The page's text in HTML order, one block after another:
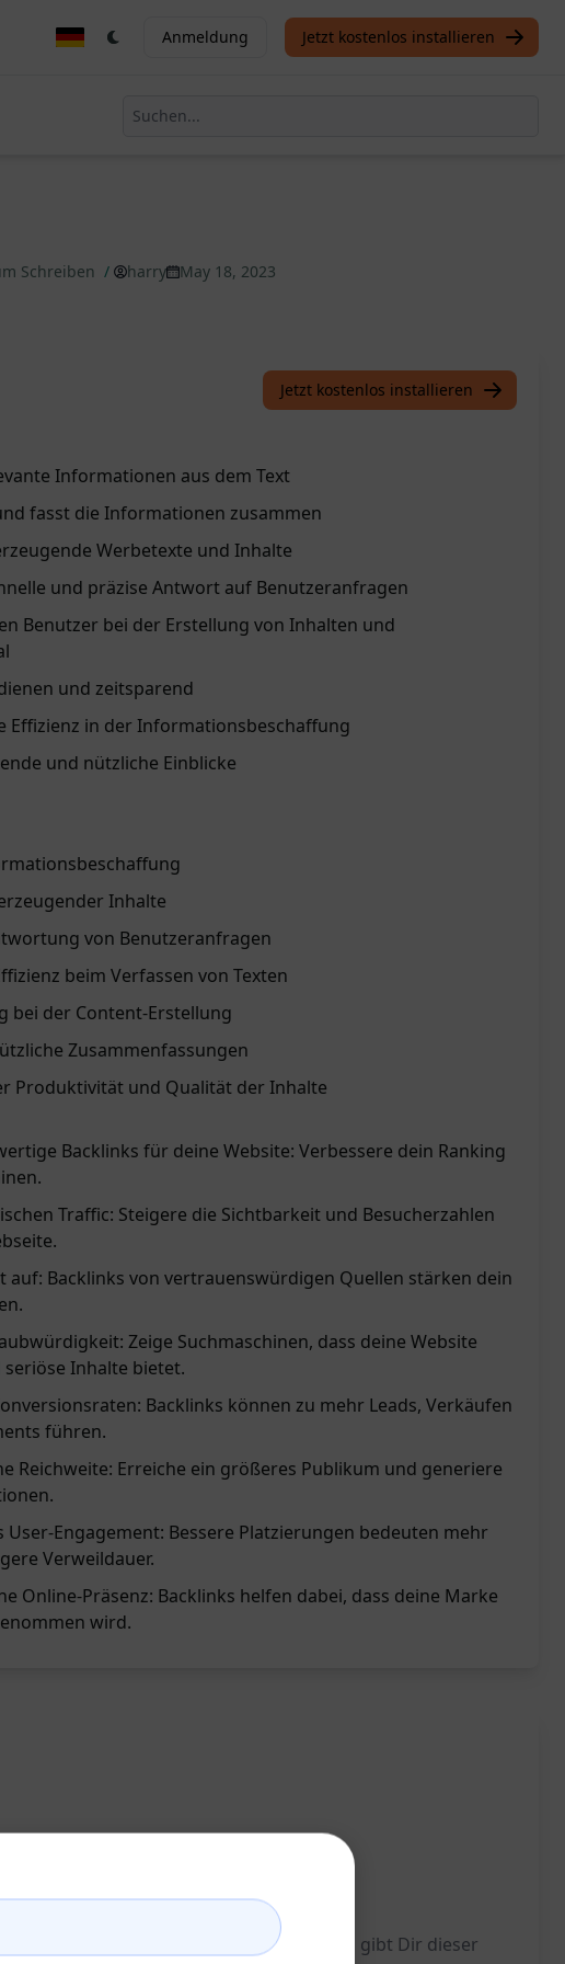
Anmeldung Jetzt kostenlos installieren
Schreiben / harry
May 18, 2023
Jetzt kostenlos installieren
Informationen aus dem Text
fasst die Informationen zusammen
Werbetexte und Inhalte
und präzise Antwort auf Benutzeranfragen
Benutzer bei der Erstellung von Inhalten und
und zeitsparend
Effizienz in der Informationsbeschaffung
und nützliche Einblicke
Inhalte
von Benutzeranfragen
beim Verfassen von Texten
bei der Content-Erstellung
Zusammenfassungen
Produktivität und Qualität der Inhalte
Backlinks für deine Website: Verbessere dein Ranking
Traffic: Steigere die Sichtbarkeit und Besucherzahlen
auf: Backlinks von vertrauenswürdigen Quellen stärken dein
Zeige Suchmaschinen, dass deine Website
Inhalte bietet.
Backlinks können zu mehr Leads, Verkäufen
führen.
Reichweite: Erreiche ein größeres Publikum und generiere
User-Engagement: Bessere Platzierungen bedeuten mehr
Verweildauer.
Online-Präsenz: Backlinks helfen dabei, dass deine Marke
wird.
zu generieren. Einfach ausgedrückt, gibt Dir dieser